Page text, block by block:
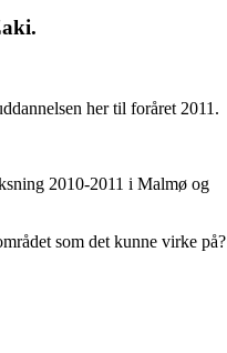
her til foråret 2011.
2010-2011 i Malmø og
som det kunne virke på?